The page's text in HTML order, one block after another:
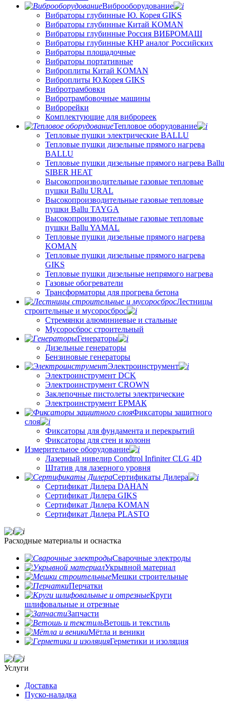
Виброоборудование
Вибраторы глубинные Ю. Корея GIKS
Вибраторы глубинные Китай KOMAN
Вибраторы глубинные Россия ВИБРОМАШ
Вибраторы глубинные КНР аналог Российских
Вибраторы площадочные
Вибраторы портативные
Виброплиты Китай KOMAN
Виброплиты Ю.Корея GIKS
Вибротрамбовки
Вибротрамбовочные машины
Виброрейки
Комплектующие для виброреек
Тепловое оборудование
Тепловые пушки электрические BALLU
Тепловые пушки дизельные прямого нагрева
BALLU
Тепловые пушки дизельные прямого нагрева Ballu
SIBER HEAT
Высокопроизводительные газовые тепловые
пушки Ballu URAL
Высокопроизводительные газовые тепловые
пушки Ballu TAYGA
Высокопроизводительные газовые тепловые
пушки Ballu YAMAL
Тепловые пушки дизельные прямого нагрева
KOMAN
Тепловые пушки дизельные прямого нагрева
GIKS
Тепловые пушки дизельные непрямого нагрева
Газовые обогреватели
Трансформаторы для прогрева бетона
Лестницы
строительные и мусоросброс
Стремянки алюминиевые и стальные
Мусоросброс строительный
Генераторы
Дизельные генераторы
Бензиновые генераторы
Электроинструмент
Электроинструмент DCK
Электроинструмент CROWN
Заклепочные пистолеты электрические
Электроинструмент ЕРМАК
Фиксаторы защитного
слоя
Фиксаторы для фундамента и перекрытий
Фиксаторы для стен и колонн
Измерительное оборудование
Лазерный нивелир Condtrol Infiniter CLG 4D
Штатив для лазерного уровня
Сертификаты Дилера
Сертификат Дилера DAHAN
Сертификат Дилера GIKS
Сертификат Дилера KOMAN
Сертификат Дилера PLASTO
Расходные материалы и оснастка
Сварочные электроды
Укрывной материал
Мешки строительные
Перчатки
Круги
шлифовальные и отрезные
Запчасти
Ветошь и текстиль
Мётла и веники
Герметики и изоляция
Услуги
Доставка
Пуско-наладка